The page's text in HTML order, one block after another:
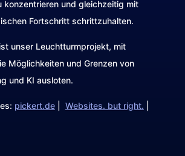
konzentrieren und gleichzeitig mit
Fortschritt schrittzuhalten.
unser Leuchtturmprojekt, mit
Möglichkeiten und Grenzen von
und KI ausloten.
pickert.de| Websites. but right.